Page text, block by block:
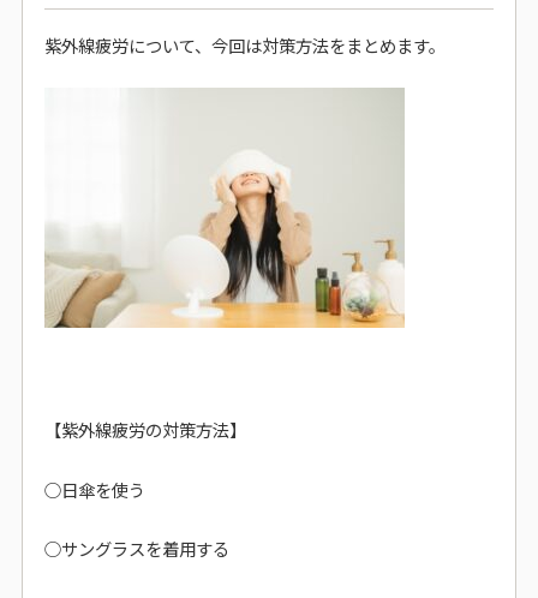
紫外線疲労について、今回は対策方法をまとめます。
【紫外線疲労の対策方法】
○日傘を使う
○サングラスを着用する